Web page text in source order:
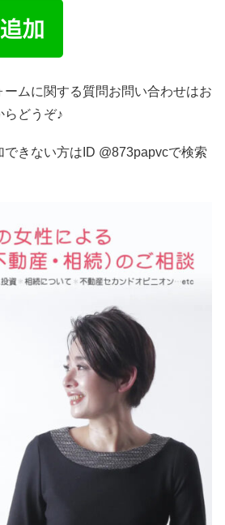
ムに関する質問お問い合わせはお
らどうぞ♪
きない方はID @873papvcで検索